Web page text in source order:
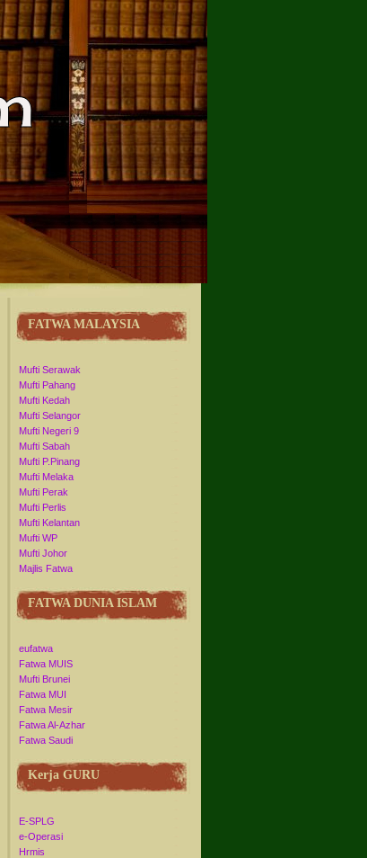
FATWA MALAYSIA
Mufti Serawak
Mufti Pahang
Mufti Kedah
Mufti Selangor
Mufti Negeri 9
Mufti Sabah
Mufti P.Pinang
Mufti Melaka
Mufti Perak
Mufti Perlis
Mufti Kelantan
Mufti WP
Mufti Johor
Majlis Fatwa
FATWA DUNIA ISLAM
eufatwa
Fatwa MUIS
Mufti Brunei
Fatwa MUI
Fatwa Mesir
Fatwa Al-Azhar
Fatwa Saudi
Kerja GURU
E-SPLG
e-Operasi
Hrmis